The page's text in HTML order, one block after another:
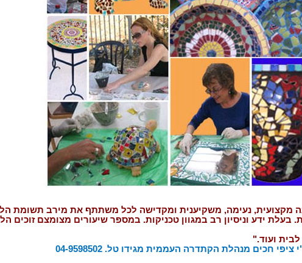
מקצועית, נעימה, משקיענית ומקדישה לכל משתתף את מירב תשומת
ידע וניסיון רב במגוון טכניקות. במספר שיעורים מצומצם זוכים
ועוד."
חכים מנהלת הקתדרה העממית מגידו טל. 04-9598502